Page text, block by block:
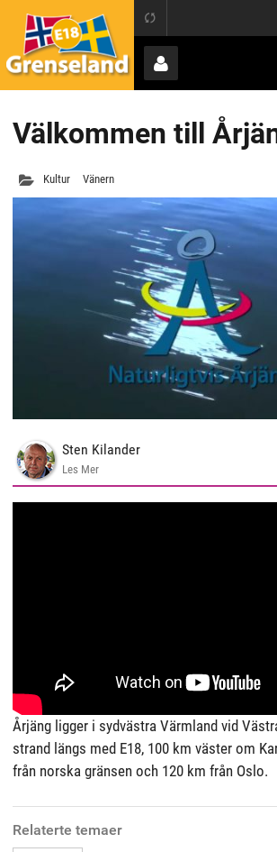
E18 Grenseland
Välkommen till
Kultur Vänern
Sten Kilander
Les Mer
Årjäng ligger i sydvästra Värmland vid
strand längs med E18, 100 km väster om
från norska gränsen och 120 km från Oslo.
Relaterte temaer